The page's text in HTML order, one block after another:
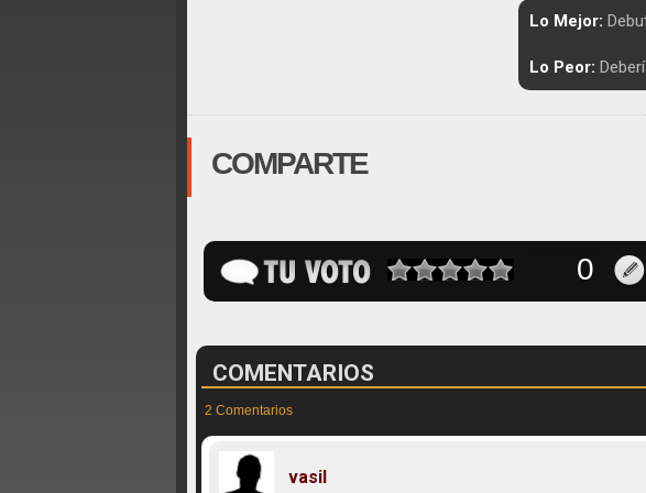
Lo Mejor:
Lo Peor:
COMPARTE
COMENTARIOS
2 Comentarios
vasil